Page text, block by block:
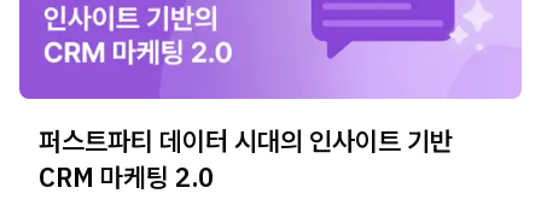
퍼스트파티 데이터 시대의 인사이트 기반
CRM 마케팅 2.0